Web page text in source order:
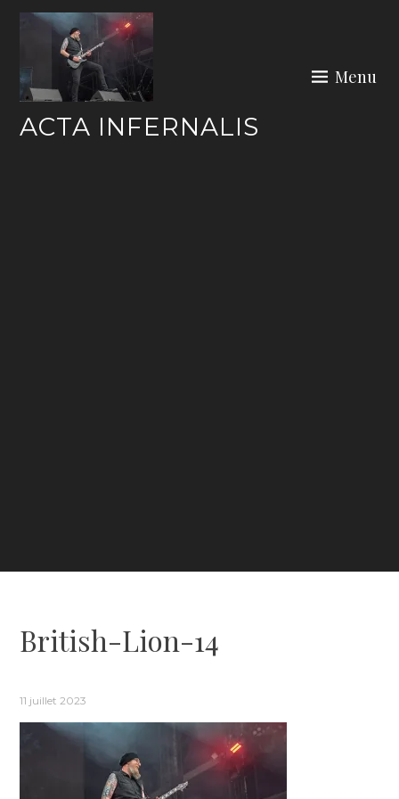
Skip
ACTA INFERNALIS
Menu
British-Lion-14
11 juillet 2023